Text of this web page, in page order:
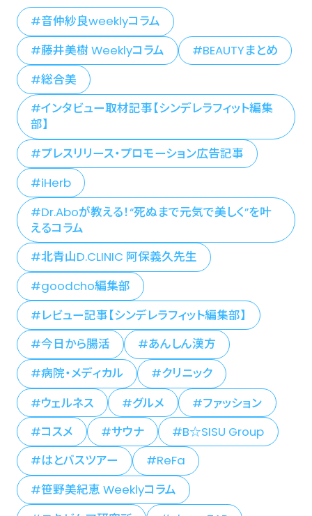
音仲紗良weeklyコラム
藤井美樹 Weeklyコラム
BEAUTYまとめ
総合美
インタビュー取材記事【シンデレラフィット編集
部】
プレスリリース・プロモーション広告記事
iHerb
Dr.Aboが教える！“死ぬまで元気で美しく”を叶
えるコラム
北青山D.CLINIC 阿保義久先生
goodcho編集部
レビュー記事【シンデレラフィット編集部】
今日から腸活
あんしん漢方
病院・メディカル
クリニック
ウェルネス
グルメ
ファッション
コスメ
サウナ
B☆SISU Group
はとバスツアー
ReFa
笹野美紀恵 Weeklyコラム